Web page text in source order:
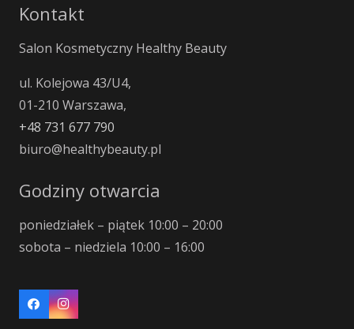
Kontakt
Salon Kosmetyczny Healthy Beauty
ul. Kolejowa 43/U4,
01-210 Warszawa,
+48 731 677 790
biuro@healthybeauty.pl
Godziny otwarcia
poniedziałek – piątek 10:00 – 20:00
sobota – niedziela 10:00 – 16:00